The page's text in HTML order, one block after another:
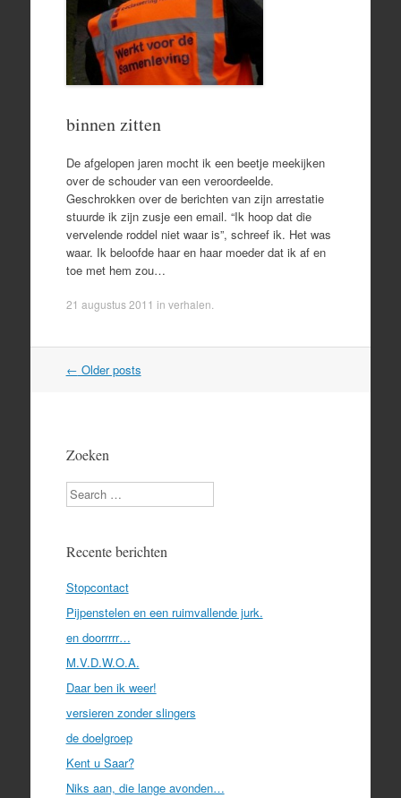
binnen zitten
De afgelopen jaren mocht ik een beetje meekijken
over de schouder van een veroordeelde.
Geschrokken over de berichten van zijn arrestatie
stuurde ik zijn zusje een email. “Ik hoop dat die
vervelende roddel niet waar is”, schreef ik. Het was
waar. Ik beloofde haar en haar moeder dat ik af en
toe met hem zou…
21 augustus 2011 in verhalen
Post
← Older posts
Zoeken
Search
Recente berichten
Stopcontact
Pijpenstelen en een ruimvallende jurk.
en doorrrrr…
M.V.D.W.O.A.
Daar ben ik weer!
versieren zonder slingers
de doelgroep
Kent u Saar?
Niks aan, die lange avonden…